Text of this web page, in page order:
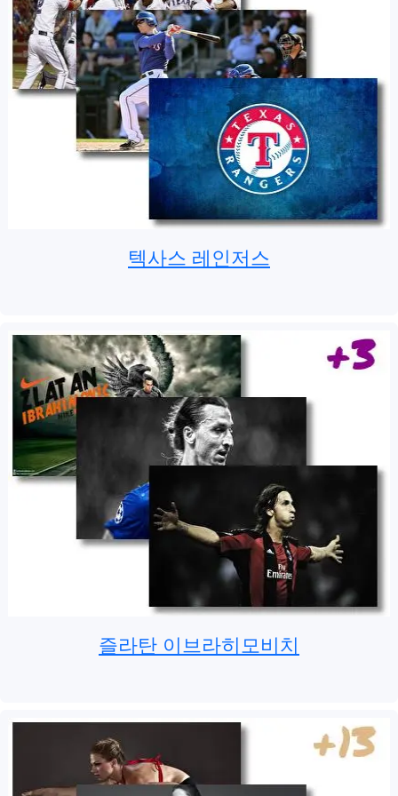
텍사스 레인저스
즐라탄 이브라히모비치